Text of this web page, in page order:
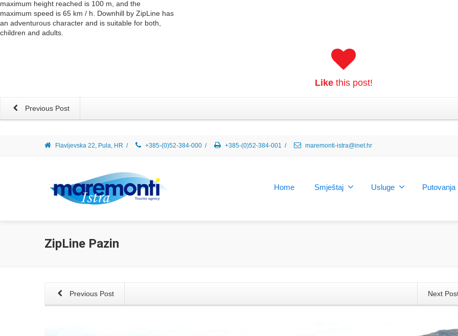
maximum height reached is 100 m, and the
maximum speed is 65 km / h. Downhill by ZipLine has
an adventurous character and is suitable for both,
children and adults.
Likethis post!
Previous Post
Flavijevska 22, Pula, HR / +385-(0)52-384-000 / +385-(0)52-384-001 / maremonti-istra@inet.hr
Home Smještaj Usluge Putovanja
ZipLine Pazin
Next
Previous Post